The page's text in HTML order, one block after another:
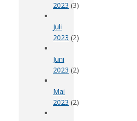
2023 (3)
Juli
2023 (2)
Juni
2023 (2)
Mai
2023 (2)